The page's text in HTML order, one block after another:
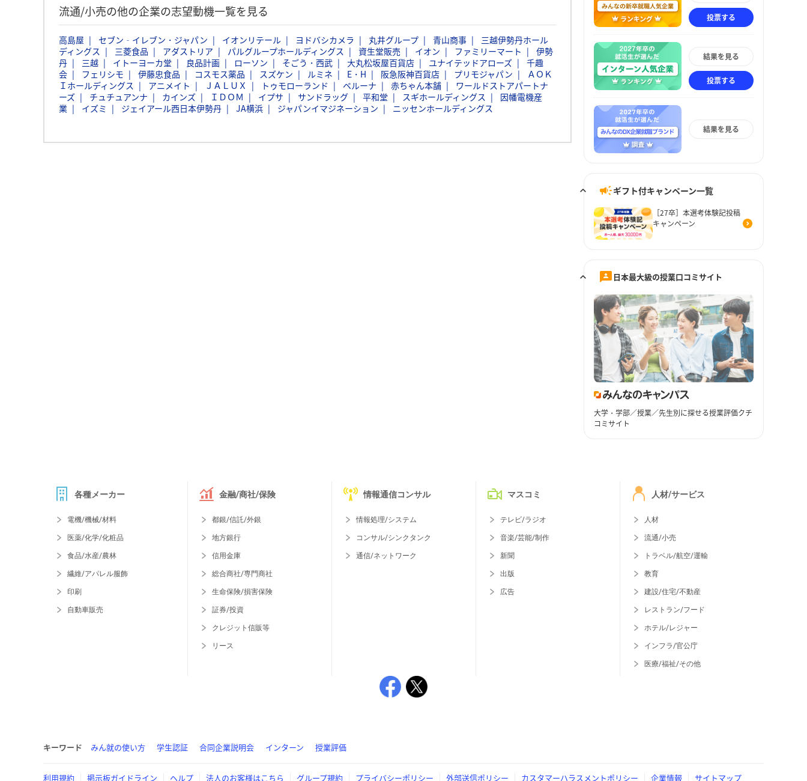
流通/小売の他の企業の志望動機一覧を見る
高島屋 セブン‐イレブン・ジャパン イオンリテール ヨドバシカメラ 丸井グループ 青山商事
三越伊勢丹ホール
ディングス
三菱食品 アダストリア パルグループホールディングス 資生堂販売 イオン ファミリーマート
伊勢
丹
三越 イトーヨーカ堂 良品計画 ローソン そごう・西武 大丸松坂屋百貨店 ユナイテッドアローズ
千趣
会
フェリシモ 伊藤忠食品 コスモス薬品 スズケン ルミネ E・H 阪急阪神百貨店 プリモジャパン
ＡＯＫ
Ｉホールディングス
アニメイト ＪＡＬＵＸ トゥモローランド ベルーナ 赤ちゃん本舗
ワールドストアパートナ
ーズ
チュチュアンナ カインズ ＩＤＯＭ イプサ サンドラッグ 平和堂 スギホールディングス
因幡電機産
業
イズミ ジェイアール西日本伊勢丹 JA横浜 ジャパンイマジネーション ニッセンホールディングス
投票する
結果を見る
投票する
結果を見る
ギフト付キャンペーン一覧
［27卒］本選考体験記投稿
キャンペーン
日本最大級の授業口コミサイト
大学・学部／授業／先生別に探せる授業評価クチ
コミサイト
各種メーカー
電機/機械/材料
医薬/化学/化粧品
食品/水産/農林
繊維/アパレル服飾
印刷
自動車販売
金融/商社/保険
都銀/信託/外銀
地方銀行
信用金庫
総合商社/専門商社
生命保険/損害保険
証券/投資
クレジット信販等
リース
情報通信コンサル
情報処理/システム
コンサル/シンクタンク
通信/ネットワーク
マスコミ
テレビ/ラジオ
音楽/芸能/制作
新聞
出版
広告
人材/サービス
人材
流通/小売
トラベル/航空/運輸
教育
建設/住宅/不動産
レストラン/フード
ホテル/レジャー
インフラ/官公庁
医療/福祉/その他
キーワード みん就の使い方 学生認証 合同企業説明会 インターン 授業評価
利用規約 掲示板ガイドライン ヘルプ 法人のお客様はこちら グループ規約 プライバシーポリシー 外部送信ポリシー カスタマーハラスメントポリシー 企業情報 サイトマップ